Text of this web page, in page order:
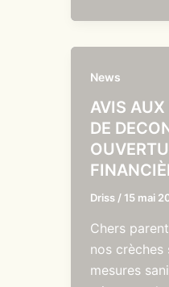
News
AVIS AUX
DE
Driss / 15 mai
Chers
nos
mesures